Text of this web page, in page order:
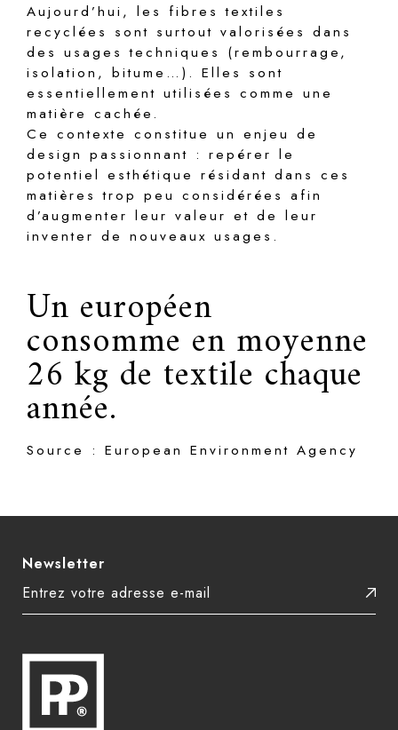
Aujourd’hui, les fibres textiles
recyclées sont surtout valorisées dans
des usages techniques (rembourrage,
isolation, bitume…). Elles sont
essentiellement utilisées comme une
matière cachée.
Ce contexte constitue un enjeu de
design passionnant : repérer le
potentiel esthétique résidant dans ces
matières trop peu considérées afin
d’augmenter leur valeur et de leur
inventer de nouveaux usages.
Un européen
consomme en moyenne
26 kg de textile chaque
année.
Source : European Environment Agency
Newsletter